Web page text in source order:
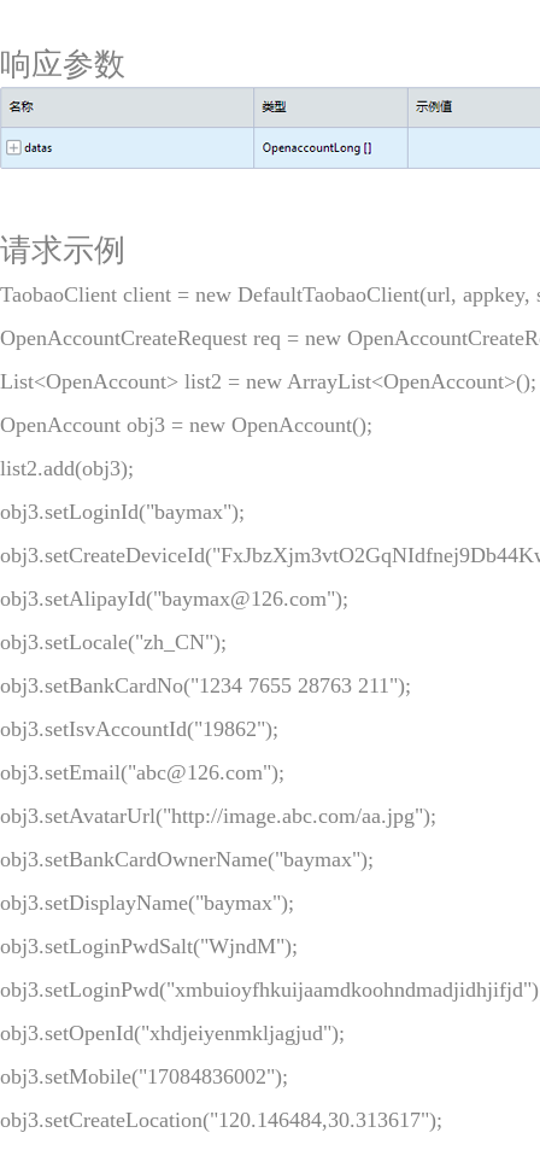
响应参数
请求示例
TaobaoClient client = new DefaultTaobaoClient(url, appkey,
OpenAccountCreateRequest req = new
List<OpenAccount> list2 = new ArrayList<OpenAccount>();
OpenAccount obj3 = new OpenAccount();
list2.add(obj3);
obj3.setLoginId("baymax");
obj3.setAlipayId("baymax@126.com");
obj3.setLocale("zh_CN");
obj3.setBankCardNo("1234 7655 28763 211");
obj3.setIsvAccountId("19862");
obj3.setEmail("abc@126.com");
obj3.setAvatarUrl("http://image.abc.com/aa.jpg");
obj3.setBankCardOwnerName("baymax");
obj3.setDisplayName("baymax");
obj3.setLoginPwdSalt("WjndM");
obj3.setOpenId("xhdjeiyenmkljagjud");
obj3.setMobile("17084836002");
obj3.setCreateLocation("120.146484,30.313617");